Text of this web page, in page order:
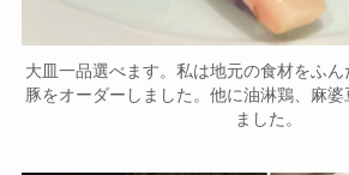
大皿一品選べます。私は地元の食材をふ
豚をオーダーしました。他に油淋鶏、麻
ました。